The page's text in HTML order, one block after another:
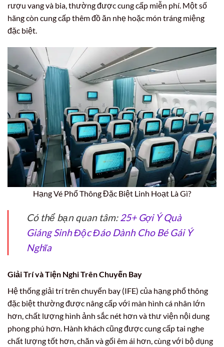
rượu vang và bia, thường được cung cấp miễn phí. Một số
hãng còn cung cấp thêm đồ ăn nhẹ hoặc món tráng miệng
đặc biệt.
Hạng Vé Phổ Thông Đặc Biệt Linh Hoạt Là Gì?
Có thể bạn quan tâm: 25+ Gợi Ý Quà
Giáng Sinh Độc Đáo Dành Cho Bé Gái Ý
Nghĩa
Giải Trí và Tiện Nghi Trên Chuyến Bay
Hệ thống giải trí trên chuyến bay (IFE) của hạng phổ thông
đặc biệt thường được nâng cấp với màn hình cá nhân lớn
hơn, chất lượng hình ảnh sắc nét hơn và thư viện nội dung
phong phú hơn. Hành khách cũng được cung cấp tai nghe
chất lượng tốt hơn, chăn và gối êm ái hơn, cùng với bộ dụng